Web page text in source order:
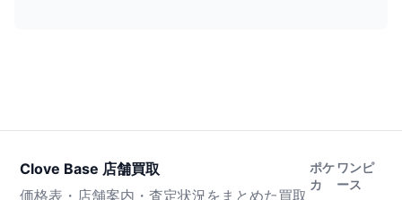
Clove Base 店舗買取
価格表・店舗案内・査定状況をまとめた買取
ポケ
カ
ワンピ
ース